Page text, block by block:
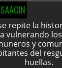
repite la
vulnerando
y
del
huellas.